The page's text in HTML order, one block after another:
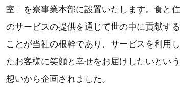
室」を寮事業本部に設置いたします。食と住
のサービスの提供を通じて世の中に貢献する
ことが当社の根幹であり、サービスを利用し
たお客様に笑顔と幸せをお届けしたいという
想いから企画されました。